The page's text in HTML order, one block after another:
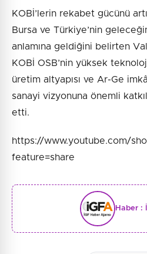
KOBİ’lerin rekabet gücünü
Bursa ve Türkiye’nin
anlamına geldiğini belirten
KOBİ OSB’nin yüksek teknoloji
üretim altyapısı ve Ar-Ge
sanayi vizyonuna önemli
etti.
https://www.youtube.com/
feature=share
Haber :